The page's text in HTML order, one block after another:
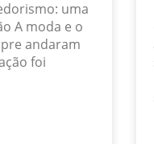
uma
A moda e o
andaram
foi